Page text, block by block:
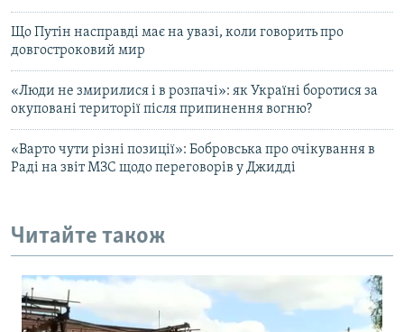
Що Путін насправді має на увазі, коли говорить про
довгостроковий мир
«Люди не змирилися і в розпачі»: як Україні боротися за
окуповані території після припинення вогню?
«Варто чути різні позиції»: Бобровська про очікування в
Раді на звіт МЗС щодо переговорів у Джидді
Читайте також